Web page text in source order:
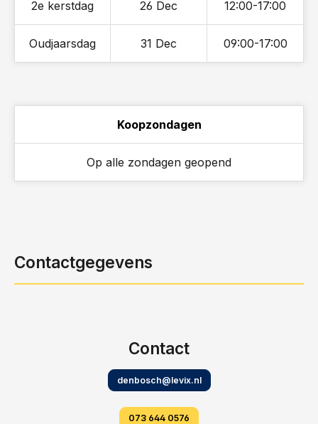
2e kerstdag 26 Dec 12:00-17:00
Oudjaarsdag 31 Dec 09:00-17:00
Koopzondagen
Op alle zondagen geopend
Contactgegevens
Contact
denbosch@levix.nl
073 644 0576